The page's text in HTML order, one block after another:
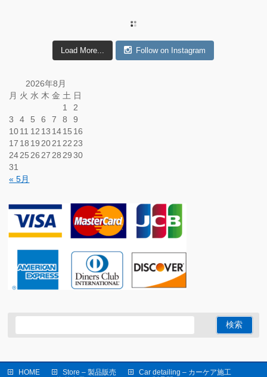
Load More... Follow on Instagram
2026年8月
月 火 水 木 金 土 日
« 5月
1
2
3
4 5 6 7 8
9
1011 12 13 1415 16
17 18 19 2021 22 23
2425 26 27 28 29 30
31
HOME Store – 製品販売
Car detailing – カーケア施工